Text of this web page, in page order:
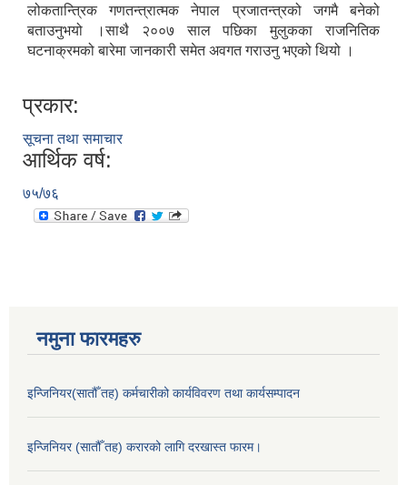
लोकतान्त्रिक गणतन्त्रात्मक नेपाल प्रजातन्त्रको जगमै बनेको
बताउनुभयो ।साथै २००७ साल पछिका मुलुकका राजनितिक
घटनाक्रमको बारेमा जानकारी समेत अवगत गराउनु भएको थियो ।
प्रकार:
सूचना तथा समाचार
आर्थिक वर्ष:
७५/७६
नमुना फारमहरु
इन्जिनियर(सातौँ तह) कर्मचारीको कार्यविवरण तथा कार्यसम्पादन
इन्जिनियर (सातौँ तह) करारको लागि दरखास्त फारम।